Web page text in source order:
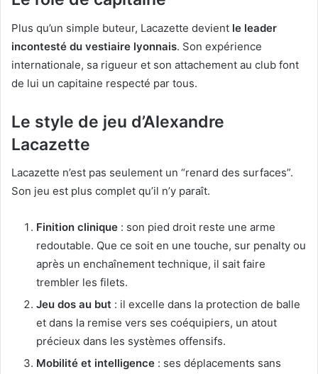
Plus qu’un simple buteur, Lacazette devient le leader
incontesté du vestiaire lyonnais. Son expérience
internationale, sa rigueur et son attachement au club font
de lui un capitaine respecté par tous.
Le style de jeu d’Alexandre
Lacazette
Lacazette n’est pas seulement un “renard des surfaces”.
Son jeu est plus complet qu’il n’y paraît.
Finition clinique : son pied droit reste une arme
redoutable. Que ce soit en une touche, sur penalty ou
après un enchaînement technique, il sait faire
trembler les filets.
Jeu dos au but : il excelle dans la protection de balle
et dans la remise vers ses coéquipiers, un atout
précieux dans les systèmes offensifs.
Mobilité et intelligence : ses déplacements sans